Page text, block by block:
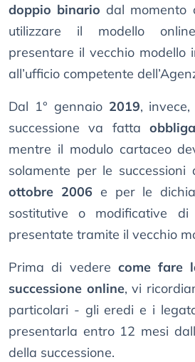
doppio binario dal momento
utilizzare il modello
presentare il vecchio modello
all’ufficio competente
Dal 1° gennaio 2019,
successione va fatta
mentre il modulo cartaceo
solamente per le
ottobre 2006 e per le
sostitutive o modificative di
presentate tramite il vecchio
Prima di vedere come fare
successione online, vi
particolari - gli eredi e i
presentarla entro 12 mesi
della successione.